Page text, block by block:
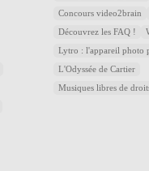
Concours video2brain
Découvrez les FAQ !
Lytro : l'appareil photo
L'Odyssée de Cartier
Musiques libres de